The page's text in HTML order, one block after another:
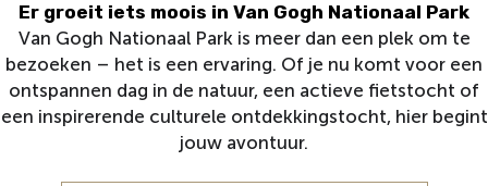
Er groeit iets moois in Van Gogh Nationaal Park
Van Gogh Nationaal Park is meer dan een plek om te
bezoeken – het is een ervaring. Of je nu komt voor een
ontspannen dag in de natuur, een actieve fietstocht of
een inspirerende culturele ontdekkingstocht, hier begint
jouw avontuur.